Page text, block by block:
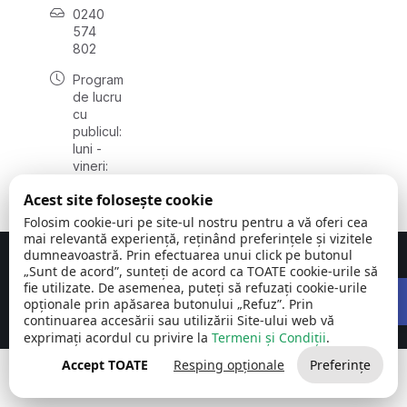
0240
574
802
Program
de lucru
cu
publicul:
luni -
vineri:
16:00
Comuna Carcaliu | județul
Tulcea
©
2026
Toate drepturile
rezervate
Concept realizat deBig Media Relații Publice SRL
Acest site folosește cookie
Folosim cookie-uri pe site-ul nostru pentru a vă oferi cea
mai relevantă experiență, reținând preferințele și vizitele
dumneavoastră. Prin efectuarea unui click pe butonul
„Sunt de acord”, sunteți de acord ca TOATE cookie-urile să
fie utilizate. De asemenea, puteți să refuzați cookie-urile
opționale prin apăsarea butonului „Refuz”. Prin
continuarea accesării sau utilizării Site-ului web vă
exprimați acordul cu privire la Termeni și Condiții.
Accept TOATE
Resping opționale Preferințe